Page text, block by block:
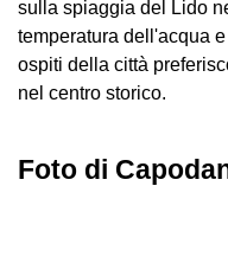
sulla spiaggia del Lido
temperatura dell'acqua
ospiti della città
nel centro storico.
Foto di